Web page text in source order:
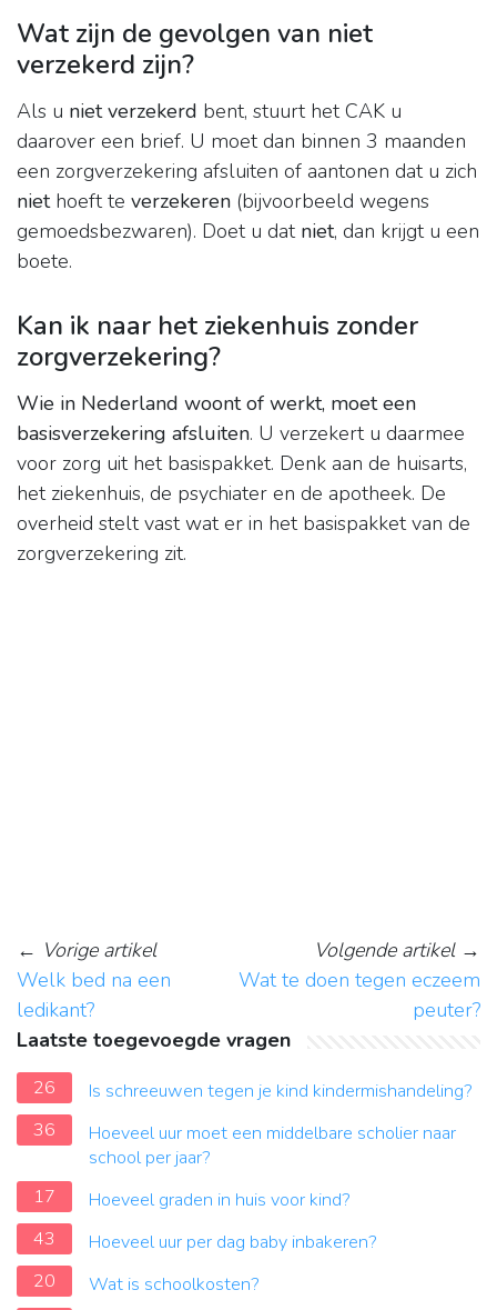
Wat zijn de gevolgen van niet
verzekerd zijn?
Als u niet verzekerd bent, stuurt het CAK u
daarover een brief. U moet dan binnen 3 maanden
een zorgverzekering afsluiten of aantonen dat u zich
niethoeft te verzekeren (bijvoorbeeld wegens
gemoedsbezwaren). Doet u dat niet, dan krijgt u een
boete.
Kan ik naar het ziekenhuis zonder
zorgverzekering?
Wie in Nederland woont of werkt, moet een
basisverzekering afsluiten. U verzekert u daarmee
voor zorg uit het basispakket. Denk aan de huisarts,
het ziekenhuis, de psychiater en de apotheek. De
overheid stelt vast wat er in het basispakket van de
zorgverzekering zit.
← Vorige artikel
Welk bed na een
ledikant?
Volgende artikel→
Wat te doen tegen eczeem
peuter?
Laatste toegevoegde vragen
26
Is schreeuwen tegen je kind kindermishandeling?
36
Hoeveel uur moet een middelbare scholier naar
school per jaar?
17
Hoeveel graden in huis voor kind?
43
Hoeveel uur per dag baby inbakeren?
20
Wat is schoolkosten?